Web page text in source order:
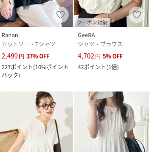
Ranan
カットソー・Tシャツ
2,499円 37%OFF
227ポイント(10%ポイント
バック)
クーポン対象
GeeRA
シャツ・ブラウス
4,702 円 5%OFF
42ポイント(1倍)